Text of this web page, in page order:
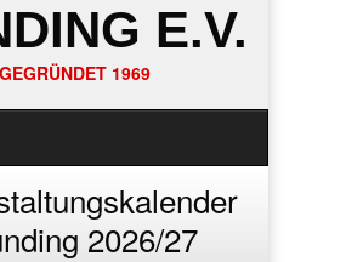
E.V.
GEGRÜNDET 1969
2026/27